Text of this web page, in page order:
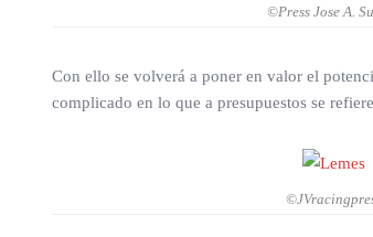
©Press Jose A.
Con ello se volverá a poner en valor el
complicado en lo que a presupuestos se